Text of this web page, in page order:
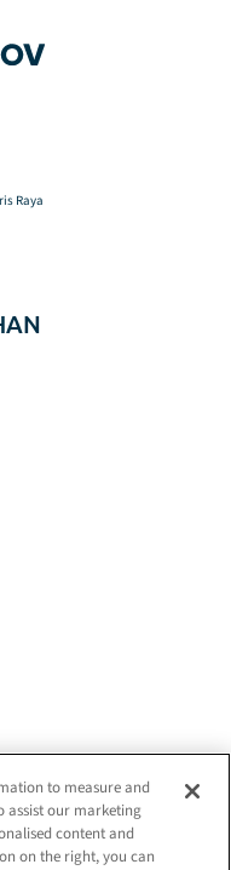
Raya
to measure and
assist our marketing
content and
on the right, you can